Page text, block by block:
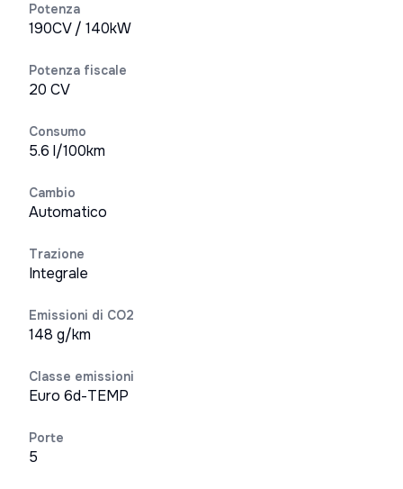
Potenza
190CV / 140kW
Potenza fiscale
20 CV
Consumo
5.6 l/100km
Cambio
Automatico
Trazione
Integrale
Emissioni di CO2
148 g/km
Classe emissioni
Euro 6d-TEMP
Porte
5